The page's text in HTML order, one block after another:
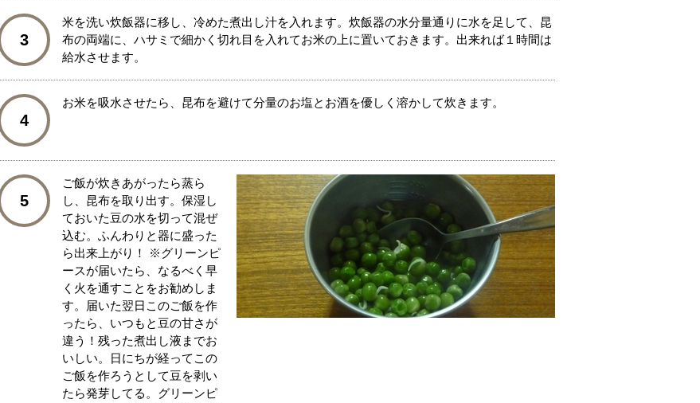
3
米を洗い炊飯器に移し、冷めた煮出し汁を入れます。炊飯器の水分量通りに水を足して、昆
布の両端に、ハサミで細かく切れ目を入れてお米の上に置いておきます。出来れば１時間は
給水させます。
4
お米を吸水させたら、昆布を避けて分量のお塩とお酒を優しく溶かして炊きます。
5
ご飯が炊きあがったら蒸ら
し、昆布を取り出す。保湿し
ておいた豆の水を切って混ぜ
込む。ふんわりと器に盛った
ら出来上がり！ ※グリーンピ
ースが届いたら、なるべく早
く火を通すことをお勧めしま
す。届いた翌日このご飯を作
ったら、いつもと豆の甘さが
違う！残った煮出し液までお
いしい。日にちが経ってこの
ご飯を作ろうとして豆を剥い
たら発芽してる。グリーンピ